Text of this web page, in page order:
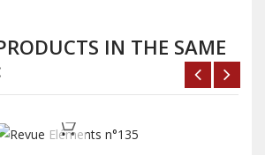
IN THE SAME